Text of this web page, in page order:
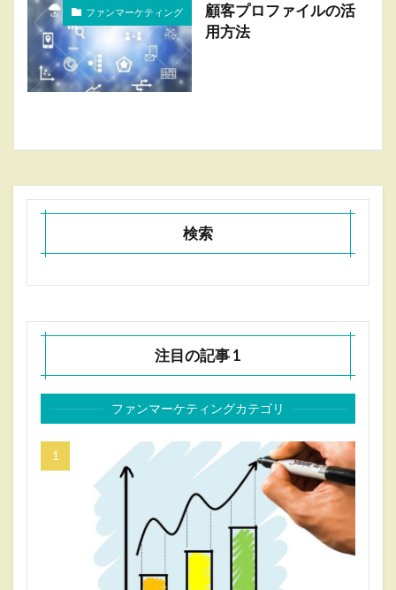
ファンマーケティング
顧客プロファイルの活
用方法
検索
注目の記事 1
ファンマーケティングカテゴリ